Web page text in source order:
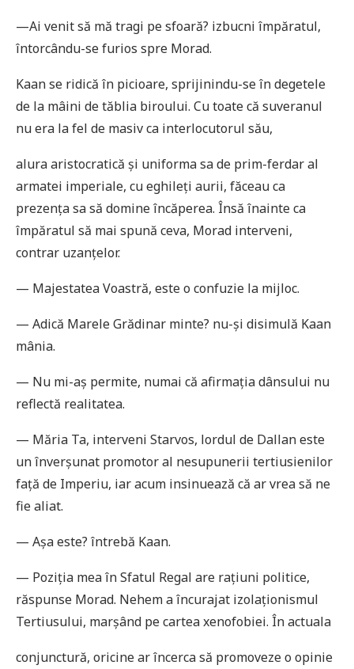
—Ai venit să mă tragi pe sfoară? izbucni împăratul,
întorcându-se furios spre Morad.
Kaan se ridică în picioare, sprijinindu-se în degetele
de la mâini de tăblia biroului. Cu toate că suveranul
nu era la fel de masiv ca interlocutorul său,
alura aristocratică și uniforma sa de prim-ferdar al
armatei imperiale, cu eghileţi aurii, făceau ca
prezenţa sa să domine încăperea. Însă înainte ca
împăratul să mai spună ceva, Morad interveni,
contrar uzanţelor.
— Majestatea Voastră, este o confuzie la mijloc.
— Adică Marele Grădinar minte? nu-și disimulă Kaan
mânia.
— Nu mi-aș permite, numai că afirmaţia dânsului nu
reflectă realitatea.
— Măria Ta, interveni Starvos, lordul de Dallan este
un înverșunat promotor al nesupunerii tertiusienilor
faţă de Imperiu, iar acum insinuează că ar vrea să ne
fie aliat.
— Așa este? întrebă Kaan.
— Poziţia mea în Sfatul Regal are raţiuni politice,
răspunse Morad. Nehem a încurajat izolaţionismul
Tertiusului, marșând pe cartea xenofobiei. În actuala
conjunctură, oricine ar încerca să promoveze o opinie